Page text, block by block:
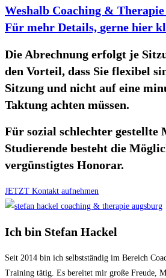
Weshalb Coaching &
Für mehr Details, gerne hier
Die Abrechnung erfolgt je
den Vorteil, dass Sie flexibel
Sitzung und nicht auf eine
Taktung achten müssen.
Für sozial schlechter gestellte
Studierende besteht die
vergünstigtes Honorar.
JETZT Kontakt aufnehmen
Ich bin Stefan Hackel
Seit 2014 bin ich selbstständig im Bereich
Training tätig. Es bereitet mir große Freude,